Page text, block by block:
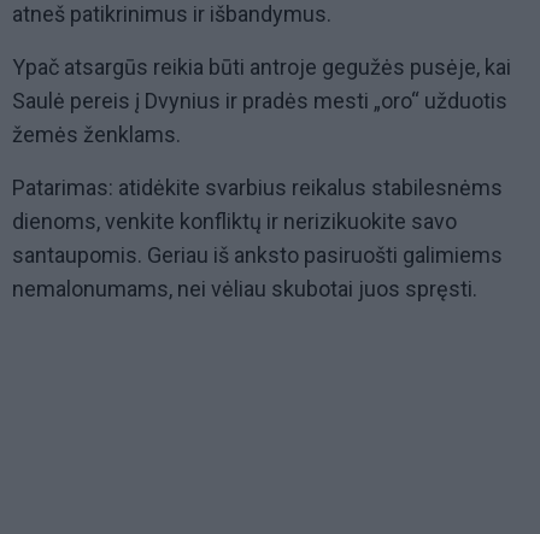
atneš patikrinimus ir išbandymus.
Ypač atsargūs reikia būti antroje gegužės pusėje, kai
Saulė pereis į Dvynius ir pradės mesti „oro“ užduotis
žemės ženklams.
Patarimas: atidėkite svarbius reikalus stabilesnėms
dienoms, venkite konfliktų ir nerizikuokite savo
santaupomis. Geriau iš anksto pasiruošti galimiems
nemalonumams, nei vėliau skubotai juos spręsti.